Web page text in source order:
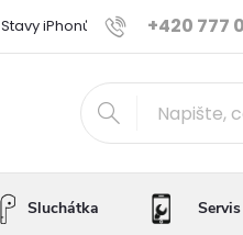
+420 777
Stavy iPhonů Ověřené iPhony
Sluchátka Servis